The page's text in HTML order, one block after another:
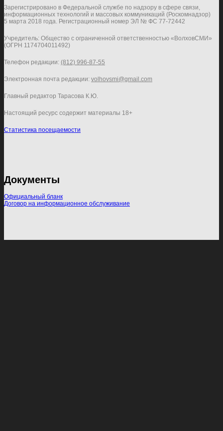
Зарегистрировано в Федеральной службе по надзору в сфере связи,
информационных технологий и массовых коммуникаций (Роскомнадзор)
5 марта 2018 года. Регистрационный номер ЭЛ № ФС 77-72442
Учредитель: Общество с ограниченной ответственностью «ВолховСМИ»
(ОГРН 1174704011492)
Телефон редакции: (812) 996-87-55
Электронная почта редакции: volhovsmi@gmail.com
Главный редактор Тарасова К.Ю.
Настоящий ресурс содержит материалы 18+
Статистика посещаемости
Документы
Официальный бланк
Договор на информационное обслуживание